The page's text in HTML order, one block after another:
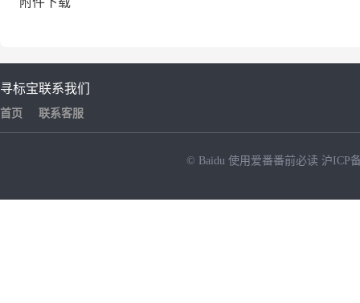
寻标宝
首页
联系我们
联系客服
© Baidu 使用爱番番前必读 沪ICP